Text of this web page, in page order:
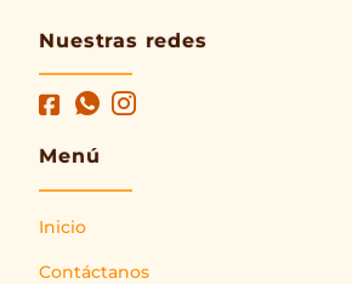
Nuestras redes
Menú
Inicio
Contáctanos